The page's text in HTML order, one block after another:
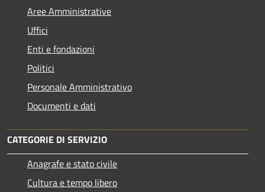
Aree Amministrative
Uffici
Enti e fondazioni
Politici
Personale Amministrativo
Documenti e dati
CATEGORIE DI SERVIZIO
Anagrafe e stato civile
Cultura e tempo libero